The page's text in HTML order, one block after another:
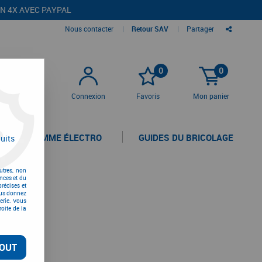
4X AVEC PAYPAL
Nous contacter | Retour SAV | Partager
Connexion
0
Favoris
0
Mon panier
LA GAMME ÉLECTRO GUIDES DU BRICOLAGE
non
et du
et
donnez
Vous
de la